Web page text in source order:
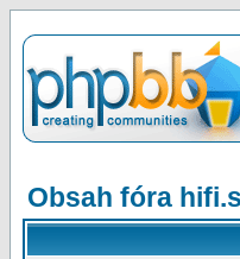
Obsah fóra